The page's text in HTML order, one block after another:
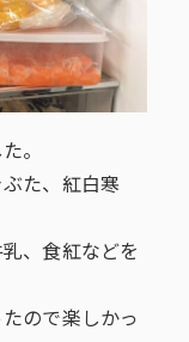
。
た、紅白寒
、食紅などを
ので楽しかっ